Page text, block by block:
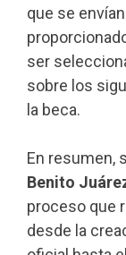
que se
ser
sobre los
la beca.
En resumen,
Benito
proceso que
desde la